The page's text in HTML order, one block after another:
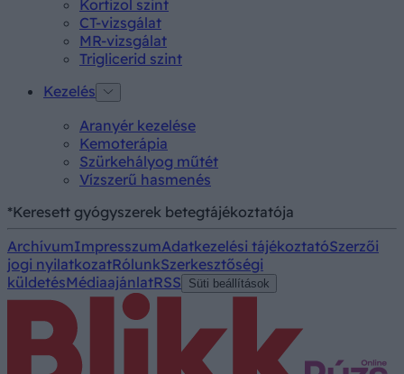
Kortizol szint
CT-vizsgálat
MR-vizsgálat
Triglicerid szint
Kezelés
Aranyér kezelése
Kemoterápia
Szürkehályog műtét
Vízszerű hasmenés
*Keresett gyógyszerek betegtájékoztatója
ArchívumImpresszumAdatkezelési tájékoztatóSzerzői
jogi nyilatkozatRólunkSzerkesztőségi
küldetésMédiaajánlatRSS Süti beállítások